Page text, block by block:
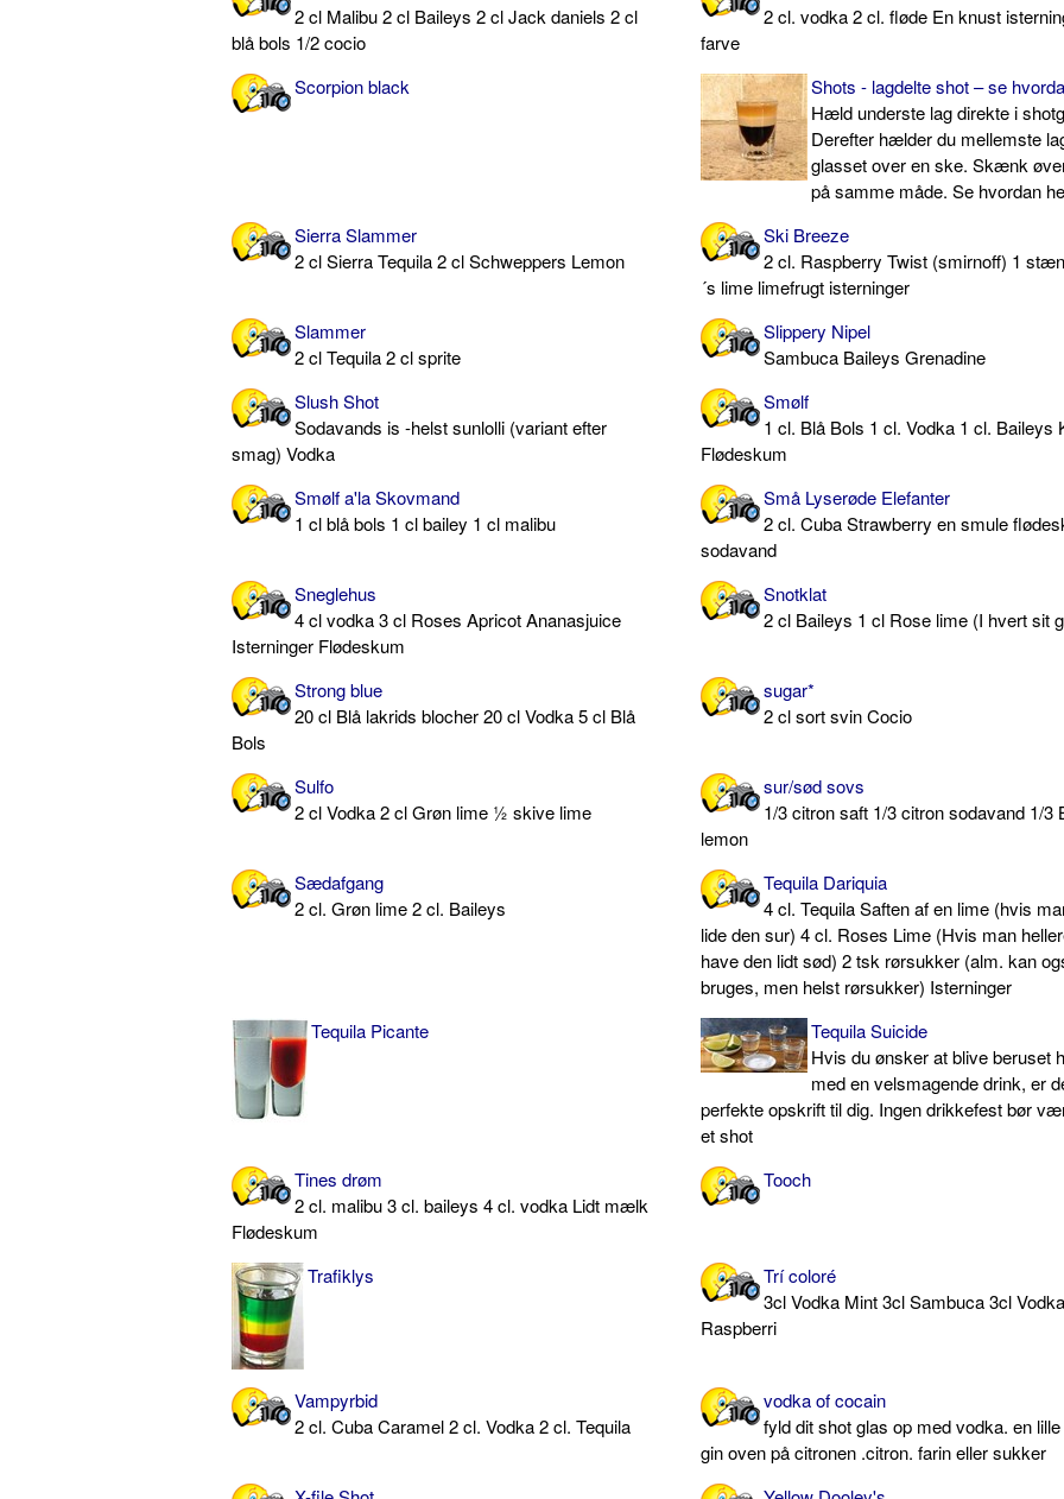
2 cl Malibu 2 cl Baileys 2 cl Jack daniels 2 cl
blå bols 1/2 cocio
2 cl. vodka 2 cl. fløde En knust
farve
Scorpion black
Shots - lagdelte shot – se
Hæld underste lag direkte i
Derefter hælder du mellemste
glasset over en ske. Skænk
på samme måde. Se hvordan
Sierra Slammer
2 cl Sierra Tequila 2 cl Schweppers Lemon
Ski Breeze
2 cl. Raspberry Twist (smirnoff) 1
´s lime limefrugt isterninger
Slammer
2 cl Tequila 2 cl sprite
Slippery Nipel
Sambuca Baileys Grenadine
Slush Shot
Sodavands is -helst sunlolli (variant efter
smag) Vodka
Smølf
1 cl. Blå Bols 1 cl. Vodka 1 cl. Baileys
Flødeskum
Smølf a'la Skovmand
1 cl blå bols 1 cl bailey 1 cl malibu
Små Lyserøde Elefanter
2 cl. Cuba Strawberry en smule
sodavand
Sneglehus
4 cl vodka 3 cl Roses Apricot Ananasjuice
Isterninger Flødeskum
Snotklat
2 cl Baileys 1 cl Rose lime (I hvert sit
Strong blue
20 cl Blå lakrids blocher 20 cl Vodka 5 cl Blå
Bols
sugar*
2 cl sort svin Cocio
Sulfo
2 cl Vodka 2 cl Grøn lime ½ skive lime
sur/sød sovs
1/3 citron saft 1/3 citron sodavand 1/3
lemon
Sædafgang
2 cl. Grøn lime 2 cl. Baileys
Tequila Dariquia
4 cl. Tequila Saften af en lime (hvis
lide den sur) 4 cl. Roses Lime (Hvis man
have den lidt sød) 2 tsk rørsukker (alm. kan
bruges, men helst rørsukker) Isterninger
Tequila Picante
Tequila Suicide
Hvis du ønsker at blive beruset
med en velsmagende drink, er
perfekte opskrift til dig. Ingen drikkefest bør
et shot
Tines drøm
2 cl. malibu 3 cl. baileys 4 cl. vodka Lidt mælk
Flødeskum
Tooch
Trafiklys
Trí coloré
3cl Vodka Mint 3cl Sambuca 3cl
Raspberri
Vampyrbid
2 cl. Cuba Caramel 2 cl. Vodka 2 cl. Tequila
vodka of cocain
fyld dit shot glas op med vodka. en
gin oven på citronen .citron. farin eller sukker